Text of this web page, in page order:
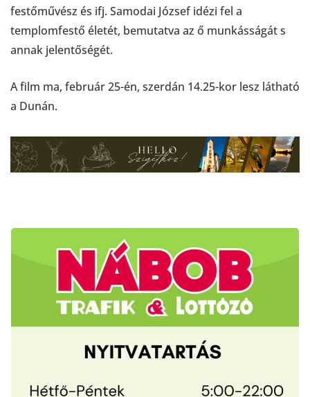
festőművész és ifj. Samodai József idézi fel a
templomfestő életét, bemutatva az ő munkásságát s
annak jelentőségét.
A film ma, február 25-én, szerdán 14.25-kor lesz látható
a Dunán.